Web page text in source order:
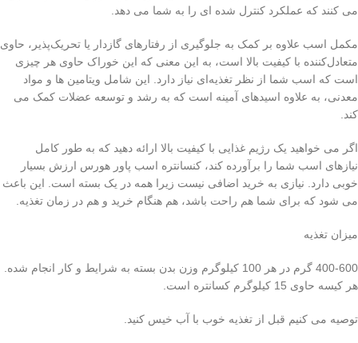
می کنند که عملکرد کنترل شده ای را به شما می دهد.
مکمل اسب علاوه بر کمک به جلوگیری از رفتارهای گازدار یا تحریک‌پذیر، حاوی
متعادل‌کننده با کیفیت بالا است، به این معنی که این خوراک حاوی هر چیزی
است که اسب شما از نظر تغذیه‌ای نیاز دارد. این شامل ویتامین ها و مواد
معدنی، به علاوه اسیدهای آمینه است که به رشد و توسعه عضلات کمک می
کند.
اگر می خواهید یک رژیم غذایی با کیفیت بالا ارائه دهید که به طور کامل
نیازهای اسب شما را برآورده کند، کنسانتره اسب پاور هورس ارزش بسیار
خوبی دارد. نیازی به خرید اضافی نیست زیرا همه در یک بسته است. این باعث
می شود که برای شما هم راحت باشد، هم هنگام خرید و هم در زمان تغذیه.
میزان تغذیه
400-600 گرم در هر 100 کیلوگرم وزن بدن بسته به شرایط و کار انجام شده.
هر کیسه حاوی 15 کیلوگرم کسانتره است.
توصیه می کنیم قبل از تغذیه خوب با آب خیس کنید.